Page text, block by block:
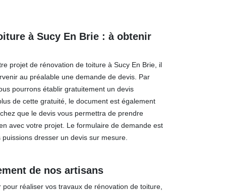
à Sucy En Brie : à obtenir
projet de rénovation de toiture à Sucy En Brie, il
au préalable une demande de devis. Par
pourrons établir gratuitement un devis
de cette gratuité, le document est également
que le devis vous permettra de prendre
avec votre projet. Le formulaire de demande est
dresser un devis sur mesure.
de nos artisans
réaliser vos travaux de rénovation de toiture,